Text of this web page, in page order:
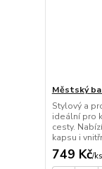
Městský
Stylový a
ideální pro
cesty.
kapsu i
749 Kč/ks